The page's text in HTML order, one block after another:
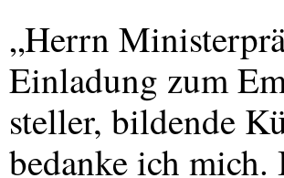
„Herrn
Einladung zum
steller, bildende
bedanke ich